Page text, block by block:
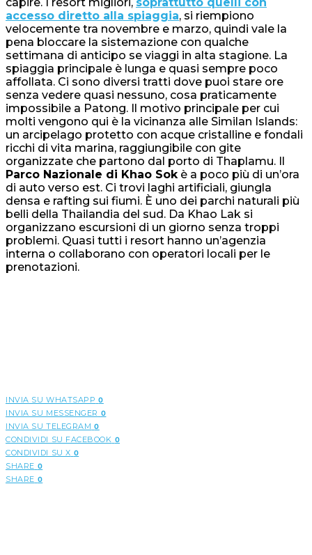
accesso diretto alla spiaggia, si riempiono
velocemente tra novembre e marzo, quindi vale la
pena bloccare la sistemazione con qualche
settimana di anticipo se viaggi in alta stagione. La
spiaggia principale è lunga e quasi sempre poco
affollata. Ci sono diversi tratti dove puoi stare ore
senza vedere quasi nessuno, cosa praticamente
impossibile a Patong. Il motivo principale per cui
molti vengono qui è la vicinanza alle Similan Islands:
un arcipelago protetto con acque cristalline e fondali
ricchi di vita marina, raggiungibile con gite
organizzate che partono dal porto di Thaplamu. Il
Parco Nazionale di Khao Sokè a poco più di un’ora
di auto verso est. Ci trovi laghi artificiali, giungla
densa e rafting sui fiumi. È uno dei parchi naturali più
belli della Thailandia del sud. Da Khao Lak si
organizzano escursioni di un giorno senza troppi
problemi. Quasi tutti i resort hanno un’agenzia
interna o collaborano con operatori locali per le
prenotazioni.
INVIA SU WHATSAPP 0
INVIA SU MESSENGER 0
INVIA SU TELEGRAM 0
CONDIVIDI SU FACEBOOK 0
CONDIVIDI SU X 0
SHARE 0
SHARE 0